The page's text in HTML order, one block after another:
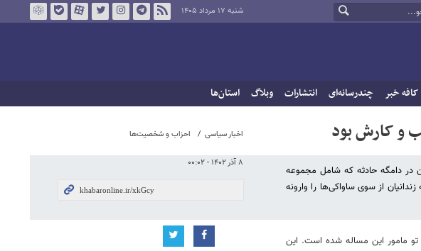
شنبه ۱۷ مرداد ۱۴۰۵
کافه خبر چندرسانه‌ای انتشارات وبلاگ استان‌ها
اخبار سیاسی احزاب و شخصیت‌ها
۸ آذر ۱۴۰۲ - ۰۰:۰۲
و کارش بود
و انزوای کامل زندگی می‌کرد، اما در هشتم فروردین ۹۱ کتابی تحت عنوان در دامگه حادثه که شامل مجموعه
از سوی ساواکی‌ها را وارونه
مامور این مساله شده است. این